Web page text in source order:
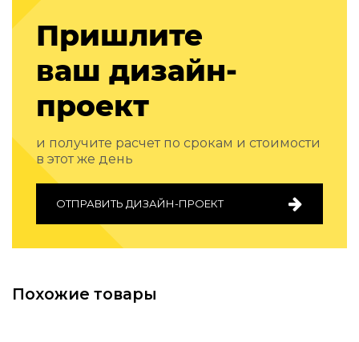
Изделия из натурального мрамора и камня
Светящийся камень
Подбор, производство и комплектация по вашему
Все категории товаров
Бренды
Реализованные проекты
Пришлите
ваш дизайн-
проект
и получите расчет по срокам и стоимости
в этот же день
ОТПРАВИТЬ ДИЗАЙН-ПРОЕКТ
Похожие товары